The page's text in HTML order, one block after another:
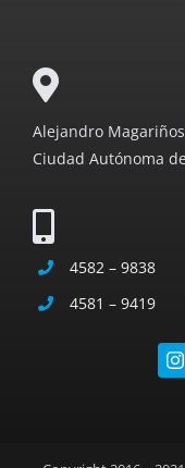
Alejandro
Ciudad Autónoma
4582 – 9838
4581 – 9419